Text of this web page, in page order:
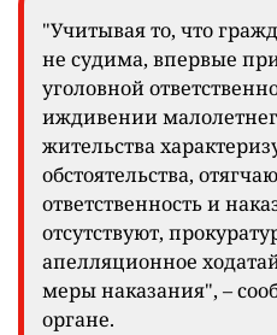
"Учитывая то, что
не судима, впервые
уголовной
иждивении
жительства
обстоятельства,
ответственность и
отсутствуют,
апелляционное
меры наказания", –
органе.